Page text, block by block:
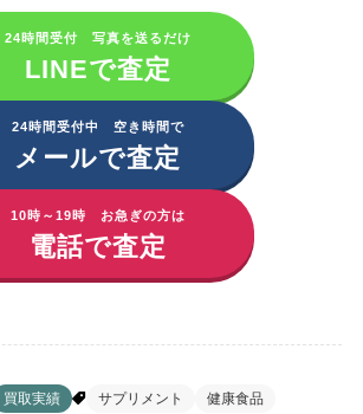
24時間受付 写真を送るだけ
LINEで査定
24時間受付中 空き時間で
メールで査定
10時～19時 お急ぎの方は
電話で査定
買取実績 サプリメント 健康食品